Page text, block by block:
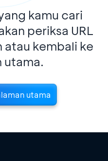
kamu cari
periksa URL
atau kembali ke
utama.
utama